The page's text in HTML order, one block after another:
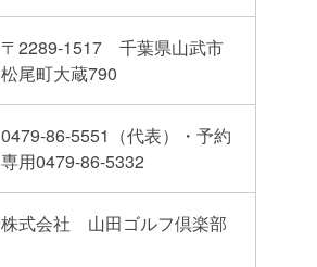
〒2289-1517 千葉県山武市
松尾町大蔵790
0479-86-5551（代表）・予約
専用0479-86-5332
株式会社 山田ゴルフ倶楽部